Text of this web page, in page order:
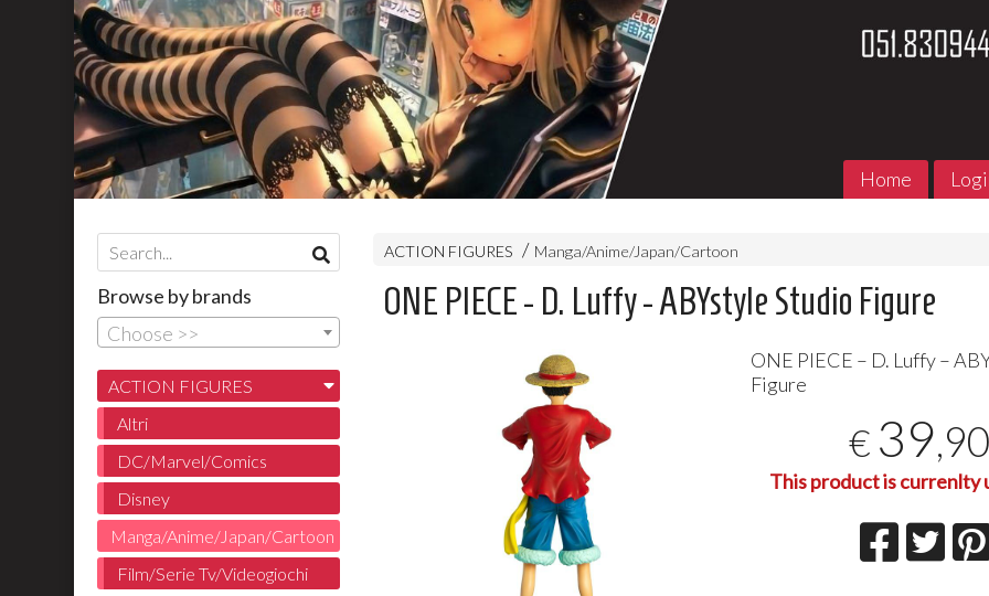
Home
ACTION FIGURES Manga/Anime/Japan/Cartoon
ONE PIECE - D. Luffy - ABYstyle Studio Figure
ONE PIECE – D. Luffy –
Figure
€ 39,90
This product is currenlty
Browse by brands
Choose >>
ACTION FIGURES
Altri
DC/Marvel/Comics
Disney
Manga/Anime/Japan/Cartoon
Film/Serie Tv/Videogiochi
Jpop
€
5 ,90